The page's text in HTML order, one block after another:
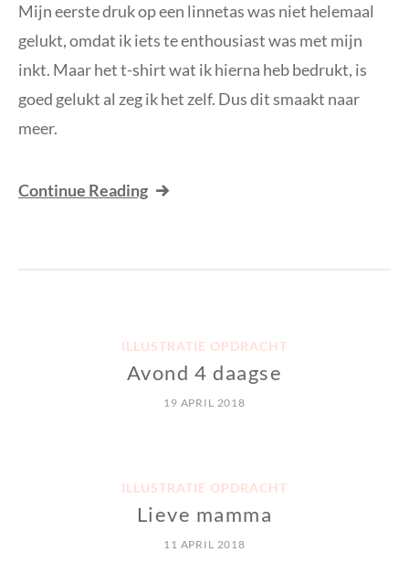
Mijn eerste druk op een linnetas was niet helemaal
gelukt, omdat ik iets te enthousiast was met mijn
inkt. Maar het t-shirt wat ik hierna heb bedrukt, is
goed gelukt al zeg ik het zelf. Dus dit smaakt naar
meer.
Continue Reading
ILLUSTRATIE OPDRACHT
Avond 4 daagse
19 APRIL 2018
ILLUSTRATIE OPDRACHT
Lieve mamma
11 APRIL 2018